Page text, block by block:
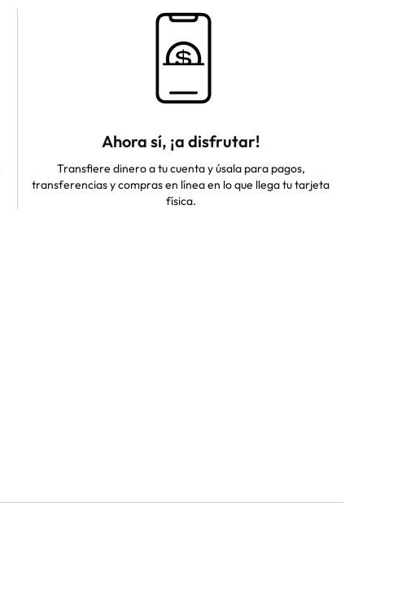
Ahora sí, ¡a disfrutar!
Transfiere dinero a tu cuenta y úsala para pagos,
transferencias y compras en línea en lo que llega tu tarjeta
física.